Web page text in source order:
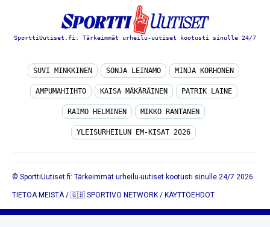
SporttiUutiset.fi: Tärkeimmät urheilu-uutiset kootusti sinulle 24/7
SUVI MINKKINEN SONJA LEINAMO MINJA KORHONEN
AMPUMAHIIHTO KAISA MÄKÄRÄINEN PATRIK LAINE
RAIMO HELMINEN MIKKO RANTANEN
YLEISURHEILUN EM-KISAT 2026
© SporttiUutiset.fi: Tärkeimmät urheilu-uutiset kootusti sinulle 24/7 2026
TIETOA MEISTÄ/ 🇬🇧 SPORTIVO NETWORK / KÄYTTÖEHDOT